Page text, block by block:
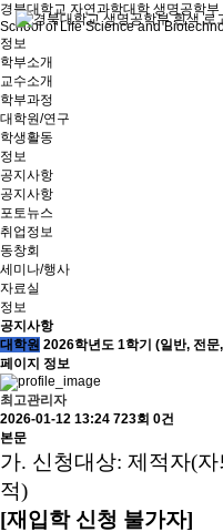
경북대학교 자연과학대학 생명공학부
School of Life Science and
정보
학부소개
교수소개
학부과정
대학원/연구
학생활동
정보
공지사항
공지사항
포토뉴스
취업정보
동창회
세미나/행사
자료실
정보
공지사항
대학원 2026학년도 1학기 (일반, 전
페이지 정보
최고관리자
2026-01-12 13:24 723회 0건
본문
가. 신청대상: 제적자(자
적)
[재입학 신청 불가자]